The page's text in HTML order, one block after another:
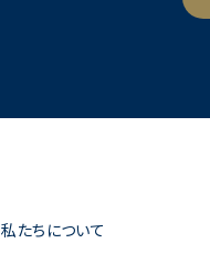
私たちについて